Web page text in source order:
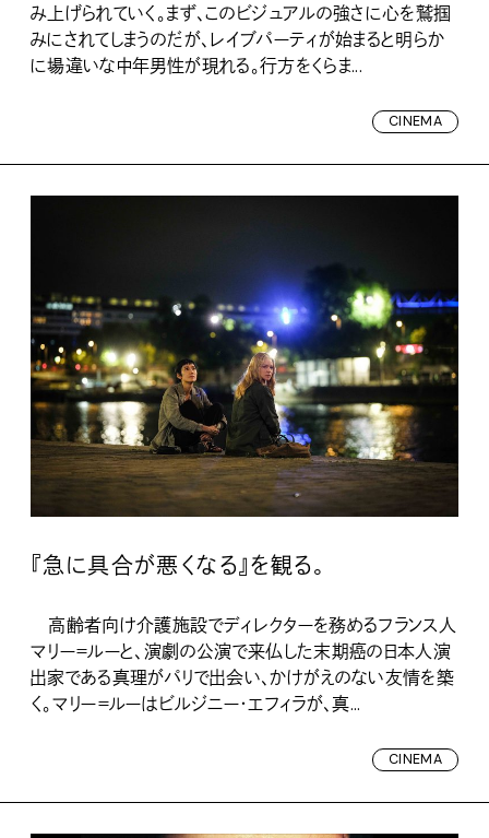
み上げられていく。まず、このビジュアルの強さに心を鷲掴
みにされてしまうのだが、レイブパーティが始まると明らか
に場違いな中年男性が現れる。行方をくらま...
CINEMA
『急に具合が悪くなる』を観る。
高齢者向け介護施設でディレクターを務めるフランス人
マリー＝ルーと、演劇の公演で来仏した末期癌の日本人演
出家である真理がパリで出会い、かけがえのない友情を築
く。マリー＝ルーはビルジニー・エフィラが、真...
CINEMA